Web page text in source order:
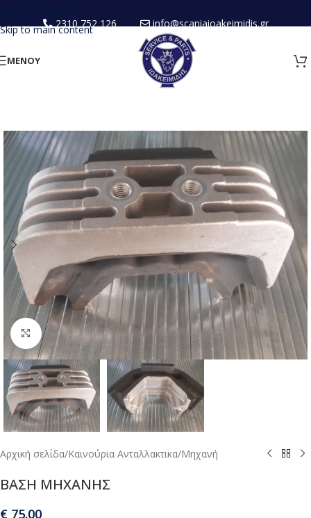
Skip to main content
2310 752 126 info@scaniaioakeimidis.gr
ΜΕΝΟΥ
Μεγέθυνση
Αρχική σελίδα/Καινούρια Ανταλλακτικα/Μηχανή
ΒΑΣΗ ΜΗΧΑΝΗΣ
€ 75.00